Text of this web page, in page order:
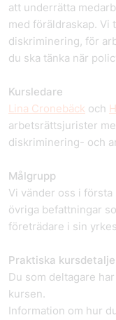
att underrätta
med föräldraskap. Vi
diskriminering, för
du ska tänka när
Kursledare
Lina Cronebäck och
arbetsrättsjurister
diskriminering- och
Målgrupp
Vi vänder oss i
övriga befattningar
företrädare i sin
Praktiska
Du som deltagare
kursen.
Information om hur